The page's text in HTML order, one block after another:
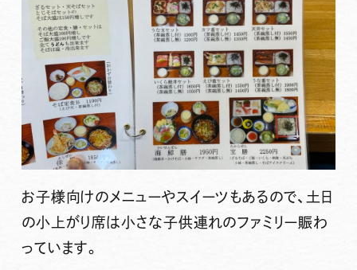
お子様向けのメニューやスイーツもあるので、土日
の小上がり席は小さな子供連れのファミリー賑わ
っています。